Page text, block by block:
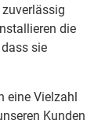
die
sie
eine Vielzahl
Kunden